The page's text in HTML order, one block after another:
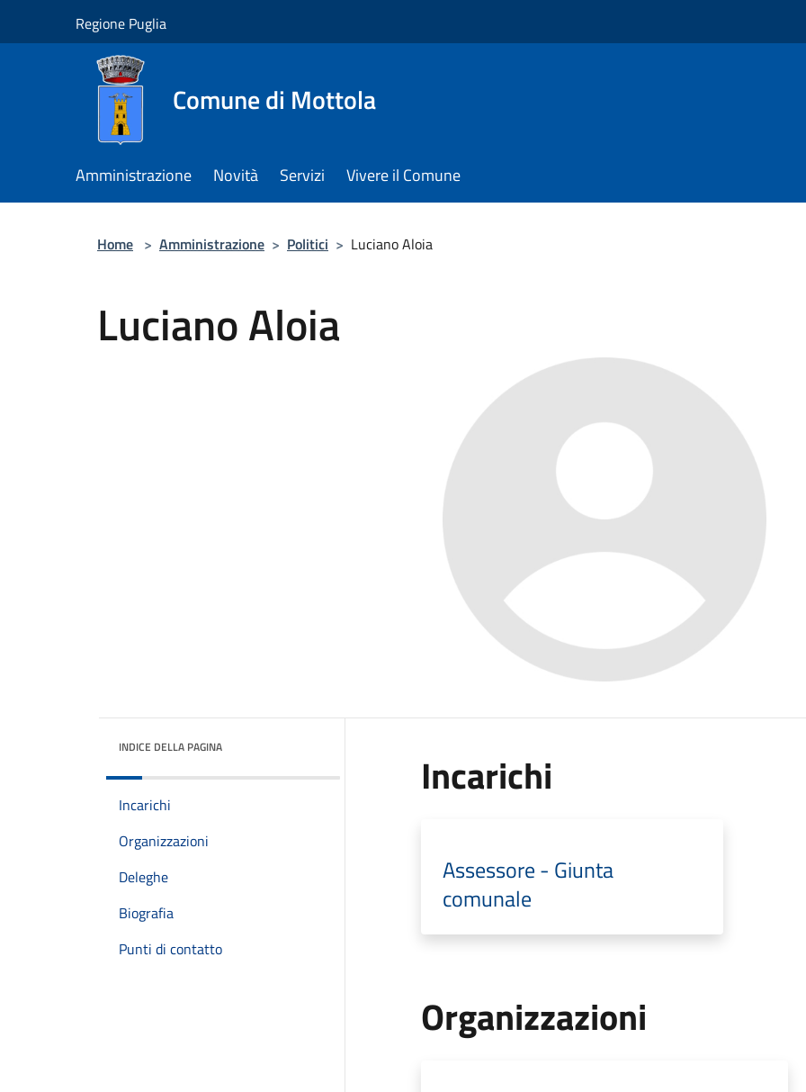
Regione Puglia
Comune di Mottola
Amministrazione Novità Servizi Vivere il Comune
Home > Amministrazione > Politici > Luciano Aloia
Luciano Aloia
INDICE DELLA PAGINA
Incarichi
Organizzazioni
Deleghe
Biografia
Punti di contatto
Incarichi
Assessore - Giunta
comunale
Organizzazioni